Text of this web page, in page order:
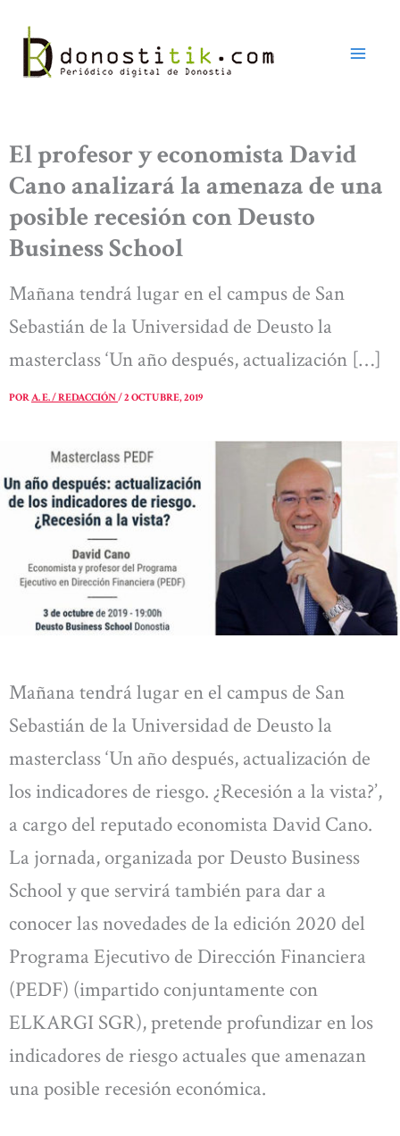
contenido
El profesor y economista David
Cano analizará la amenaza de una
posible recesión con Deusto
Business School
Mañana tendrá lugar en el campus de San
Sebastián de la Universidad de Deusto la
masterclass ‘Un año después, actualización […]
PORA. E. / REDACCIÓN/2 OCTUBRE, 2019
Mañana tendrá lugar en el campus de San
Sebastián de la Universidad de Deusto la
masterclass ‘Un año después, actualización de
los indicadores de riesgo. ¿Recesión a la vista?’,
a cargo del reputado economista David Cano.
La jornada, organizada por Deusto Business
School y que servirá también para dar a
conocer las novedades de la edición 2020 del
Programa Ejecutivo de Dirección Financiera
(PEDF) (impartido conjuntamente con
ELKARGI SGR), pretende profundizar en los
indicadores de riesgo actuales que amenazan
una posible recesión económica.